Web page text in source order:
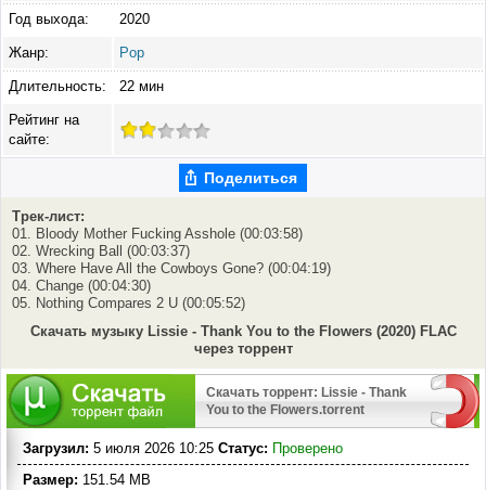
Год выхода: 2020
Жанр: Pop
Длительность: 22 мин
Рейтинг на
сайте:
Поделиться
Трек-лист:
01. Bloody Mother Fucking Asshole (00:03:58)
02. Wrecking Ball (00:03:37)
03. Where Have All the Cowboys Gone? (00:04:19)
04. Change (00:04:30)
05. Nothing Compares 2 U (00:05:52)
Скачать музыку Lissie - Thank You to the Flowers (2020) FLAC
через торрент
Скачать торрент: Lissie - Thank
You to the Flowers.torrent
Загрузил: 5 июля 2026 10:25 Статус: Проверено
Размер: 151.54 MB